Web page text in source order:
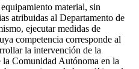
material, sin
atribuidas al Departamento de
ejecutar medidas de
competencia corresponde al
la intervención de la
Comunidad Autónoma en la